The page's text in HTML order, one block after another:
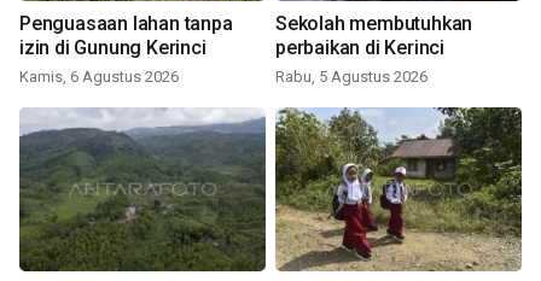
Penguasaan lahan tanpa
izin di Gunung Kerinci
Kamis, 6 Agustus 2026
Sekolah membutuhkan
perbaikan di Kerinci
Rabu, 5 Agustus 2026